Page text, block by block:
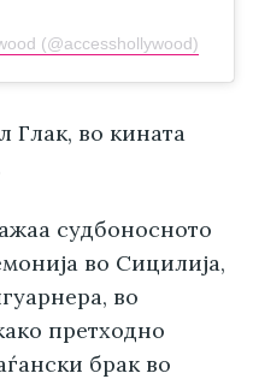
(@accesshollywood)
Глак, во кината
судбоносното
во Сицилија,
во
претходно
брак во